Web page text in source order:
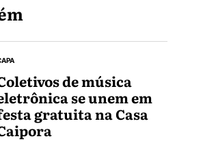
de música
se unem em
gratuita na Casa